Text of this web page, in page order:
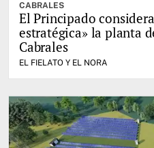
CABRALES
El Principado
estratégica» la planta
Cabrales
EL FIELATO Y EL NORA